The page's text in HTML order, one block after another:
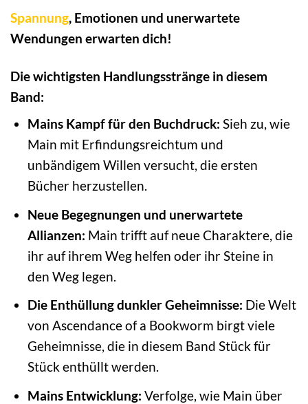
Spannung, Emotionen und unerwartete
Wendungen erwarten dich!
Die wichtigsten Handlungsstränge in diesem
Band:
Mains Kampf für den Buchdruck: Sieh zu, wie
Main mit Erfindungsreichtum und
unbändigem Willen versucht, die ersten
Bücher herzustellen.
Neue Begegnungen und unerwartete
Allianzen: Main trifft auf neue Charaktere, die
ihr auf ihrem Weg helfen oder ihr Steine in
den Weg legen.
Die Enthüllung dunkler Geheimnisse: Die Welt
von Ascendance of a Bookworm birgt viele
Geheimnisse, die in diesem Band Stück für
Stück enthüllt werden.
Mains Entwicklung: Verfolge, wie Main über